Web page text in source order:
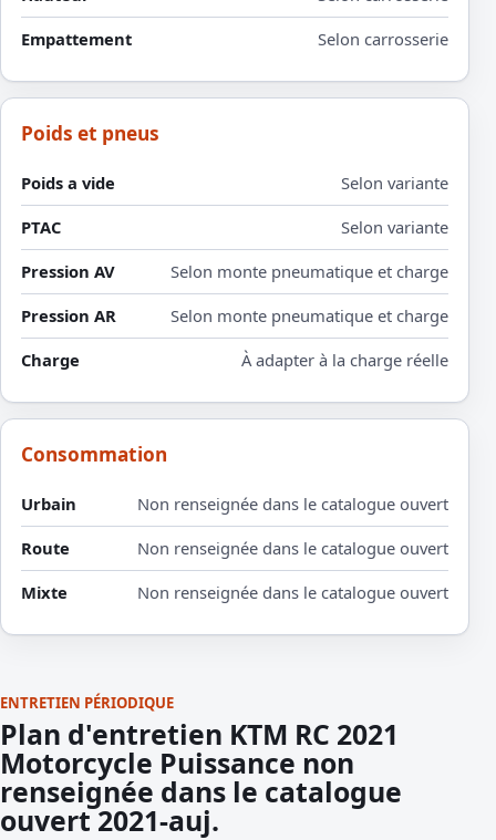
Empattement
Selon carrosserie
Poids et pneus
Poids a vide
Selon variante
PTAC
Selon variante
Pression AV
Selon monte pneumatique et charge
Pression AR
Selon monte pneumatique et charge
Charge
À adapter à la charge réelle
Consommation
Urbain
Non renseignée dans le catalogue ouvert
Route
Non renseignée dans le catalogue ouvert
Mixte
Non renseignée dans le catalogue ouvert
ENTRETIEN PÉRIODIQUE
Plan d'entretien KTM RC 2021
Motorcycle Puissance non
renseignée dans le catalogue
ouvert 2021-auj.